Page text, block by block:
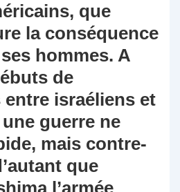
que
la conséquence
hommes. A
de
israéliens et
guerre ne
mais contre-
que